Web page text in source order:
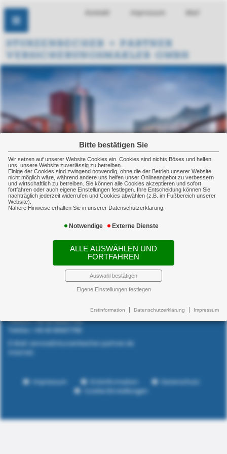
Bitte bestätigen Sie
Wir setzen auf unserer Website Cookies ein. Cookies sind nichts Böses und helfen
uns, unsere Website zuverlässig zu betreiben.
Einige der Cookies sind zwingend notwendig, ohne die der Betrieb unserer Website
nicht möglich wäre, während andere uns helfen unser Onlineangebot zu verbessern
und wirtschaftlich zu betreiben. Sie können alle Cookies akzeptieren und sofort
fortfahren oder auch eigene Einstellungen festlegen. Ihre Entscheidung können Sie
nachträglich jederzeit widerrufen und Cookies abwählen (z.B. im Fußbereich unserer
Website).
Nähere Hinweise erhalten Sie in unserer Datenschutzerklärung.
Notwendige Externe Dienste
ALLE AUSWÄHLEN UND
FORTFAHREN
Auswahl bestätigen
Eigene Einstellungen festlegen
Erstinformation Datenschutzerklärung Impressum
Kontakt Impressum Mail
News-Überblick
Versicherungsmakler GmbH
Telefon: +49 40 86667700
Telefax: +49 40 86667788
E-Mail: service@sturzenbecher-partner.de
Internet:
Impressum Erstinformation
Datenschutz
Cookie-Einstellungen